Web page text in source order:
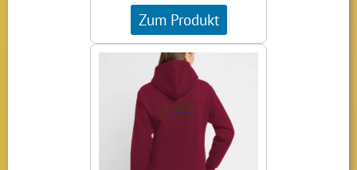
Zum Produkt